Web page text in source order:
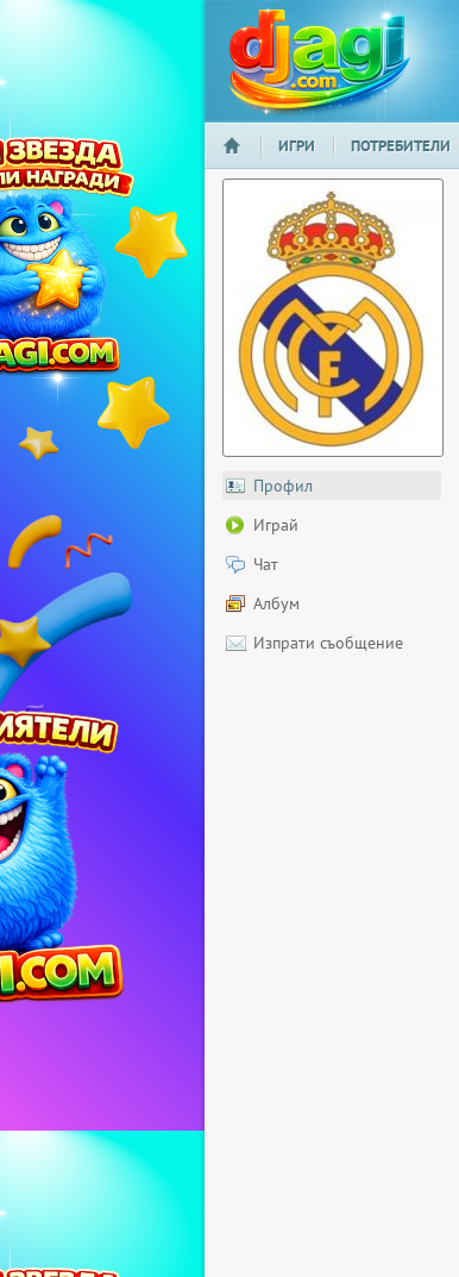
НАЧАЛО
ИГРИ ПОТРЕБИТЕЛИ
Профил
Играй
Чат
Албум
Изпрати съобщение